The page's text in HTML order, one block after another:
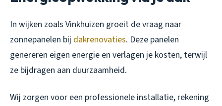
In wijken zoals Vinkhuizen groeit de vraag naar
zonnepanelen bij dakrenovaties. Deze panelen
genereren eigen energie en verlagen je kosten, terwijl
ze bijdragen aan duurzaamheid.
Wij zorgen voor een professionele installatie, rekening